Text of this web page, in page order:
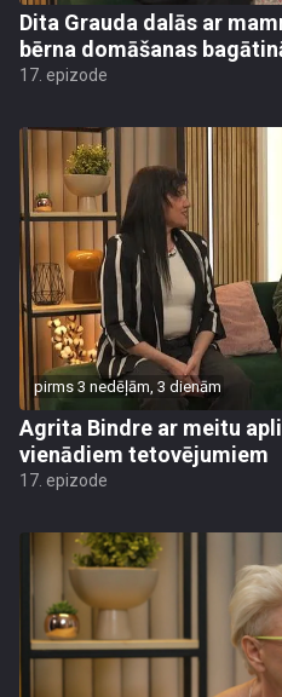
Dita Grauda dalās ar
bērna domāšanas
17. epizode
pirms 3 nedēļām, 3 dienām
Agrita Bindre ar meitu
vienādiem tetovējumiem
17. epizode